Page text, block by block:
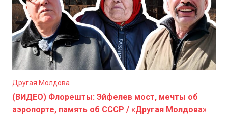
Другая Молдова
(ВИДЕО) Флорешты: Эйфелев мост, мечты об
аэропорте, память об СССР / «Другая Молдова»